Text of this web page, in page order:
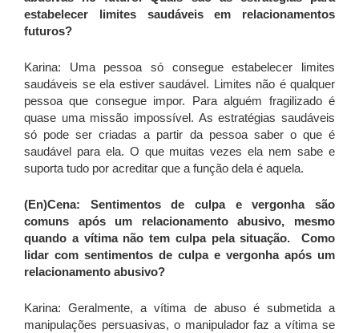
estabelecer limites saudáveis em relacionamentos
futuros?
Karina: Uma pessoa só consegue estabelecer limites
saudáveis se ela estiver saudável. Limites não é qualquer
pessoa que consegue impor. Para alguém fragilizado é
quase uma missão impossível. As estratégias saudáveis
só pode ser criadas a partir da pessoa saber o que é
saudável para ela. O que muitas vezes ela nem sabe e
suporta tudo por acreditar que a função dela é aquela.
(En)Cena: Sentimentos de culpa e vergonha são
comuns após um relacionamento abusivo, mesmo
quando a vítima não tem culpa pela situação. Como
lidar com sentimentos de culpa e vergonha após um
relacionamento abusivo?
Karina: Geralmente, a vítima de abuso é submetida a
manipulações persuasivas, o manipulador faz a vítima se